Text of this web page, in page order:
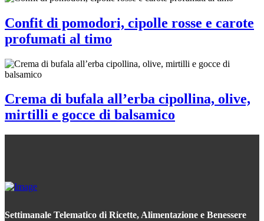
Confit di pomodori, cipolle rosse e carote
profumati al timo
Crema di bufala all’erba cipollina, olive,
mirtilli e gocce di balsamico
Settimanale Telematico di Ricette, Alimentazione e Benessere